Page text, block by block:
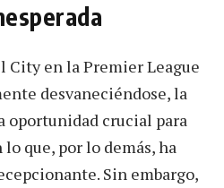
City en la Premier League
desvaneciéndose, la
oportunidad crucial para
que, por lo demás, ha
Sin embargo,